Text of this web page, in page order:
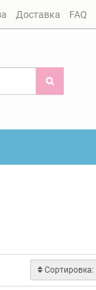
Доставка FAQ
Сортировка: